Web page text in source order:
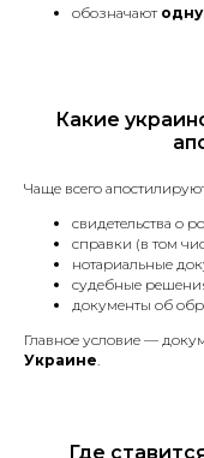
обозначают
Какие
Чаще всего
свидетельства о
справки (в том
нотариальные
судебные
документы об
Главное условие —
Украине.
Где
Наши
Присяжные